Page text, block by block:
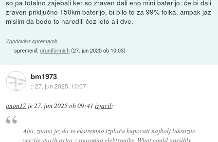
so pa totalno zajebali ker so zraven dali eno mini baterijo. če bi dali
zraven priključno 150km baterijo, bi bilo to za 99% folka. ampak jaz
mislim da bodo to naredili čez leto ali dve.
Zgodovina sprememb…
spremenil:gruntfürmich(27. jun 2025 ob 10:03)
bm1973
::27. jun 2025, 10:07
anon17 je27. jun 2025 ob 09:41 izjavil:
Aha, znano je, da se ekstremno izplača kupovati najbolj luksuzne
verzije starih avtov z ogromno elektronike. What could possibly